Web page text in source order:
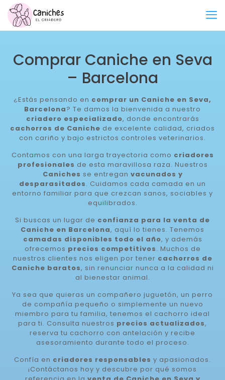
Comprar Caniche en Seva
– Barcelona
¿Estás pensando en comprar un Caniche en Seva,
Barcelona? Te damos la bienvenida a nuestro
criadero especializado, donde encontrarás
cachorros de Caniche de excelente calidad, criados
con cariño y bajo estrictos controles veterinarios.
Contamos con una larga trayectoria como criadores
profesionales de esta maravillosa raza. Nuestros
Caniches se entregan vacunados y
desparasitados. Cuidamos cada camada en un
entorno familiar para que crezcan sanos, sociables y
equilibrados.
Si buscas un lugar de confianza para la venta de
Caniche en Barcelona, aquí lo tienes. Tenemos
camadas disponibles todo el año, y además
ofrecemos precios competitivos. Muchos de
nuestros clientes nos eligen por tener cachorros de
Caniche baratos, sin renunciar nunca a la calidad ni
al bienestar animal.
Ya sea que quieras un compañero juguetón, un perro
de compañía pequeño o simplemente un nuevo
miembro para tu familia, tenemos el cachorro ideal
para ti. Consulta nuestros precios actualizados,
reserva tu cachorro con antelación y recibe
asesoramiento durante todo el proceso.
Confía en criadores responsables y apasionados.
¡Contáctanos hoy y descubre por qué somos